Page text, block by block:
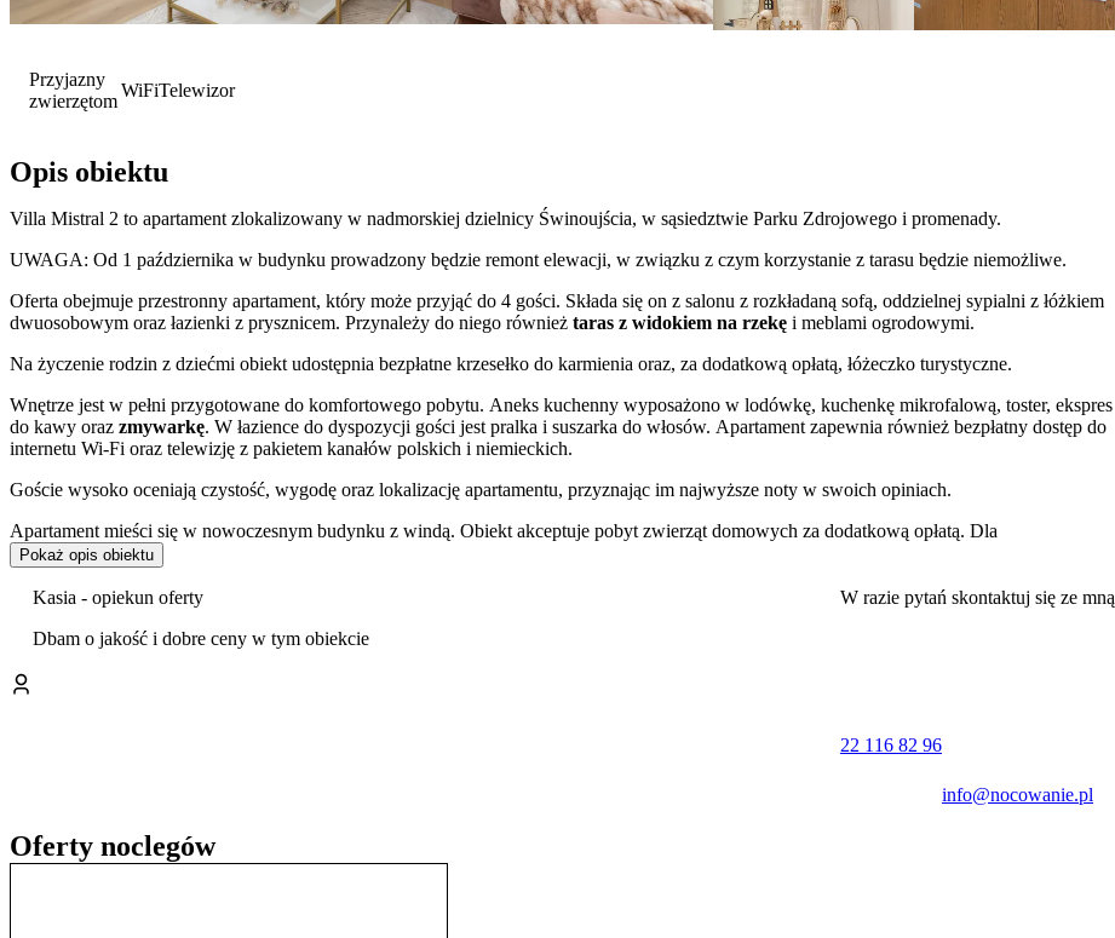
Przyjazny
zwierzętom
WiFiTelewizor
Opis obiektu
Villa Mistral 2 to apartament zlokalizowany w nadmorskiej dzielnicy Świnoujścia, w sąsiedztwie Parku Zdrojowego i promenady.
UWAGA: Od 1 października w budynku prowadzony będzie remont elewacji, w związku z czym korzystanie z tarasu będzie niemożliwe.
Oferta obejmuje przestronny apartament, który może przyjąć do 4 gości. Składa się on z salonu z rozkładaną sofą, oddzielnej sypialni z łóżkiem
dwuosobowym oraz łazienki z prysznicem. Przynależy do niego również taras z widokiem na rzekę i meblami ogrodowymi.
Na życzenie rodzin z dziećmi obiekt udostępnia bezpłatne krzesełko do karmienia oraz, za dodatkową opłatą, łóżeczko turystyczne.
Wnętrze jest w pełni przygotowane do komfortowego pobytu. Aneks kuchenny wyposażono w lodówkę, kuchenkę mikrofalową, toster, ekspres
do kawy oraz zmywarkę. W łazience do dyspozycji gości jest pralka i suszarka do włosów. Apartament zapewnia również bezpłatny dostęp do
internetu Wi-Fi oraz telewizję z pakietem kanałów polskich i niemieckich.
Goście wysoko oceniają czystość, wygodę oraz lokalizację apartamentu, przyznając im najwyższe noty w swoich opiniach.
Apartament mieści się w nowoczesnym budynku z windą. Obiekt akceptuje pobyt zwierząt domowych za dodatkową opłatą. Dla
zmotoryzowanych przygotowano
Atutem obiektu jest jego położenie, które umożliwia łatwy dostęp do głównych atrakcji miasta. Zaledwie 5-minutowy spacer dzieli go od
również zaplanować wycieczkę do pobliskich miejsc o znaczeniu historycznym, takich jak Fort Anioła czy Podziemne Miasto na Wyspie Wolin.
Pokaż opis obiektu
Kasia - opiekun oferty
Dbam o jakość i dobre ceny w tym obiekcie
W razie pytań skontaktuj się ze mną
22 116 82 96
info@nocowanie.pl
Oferty noclegów